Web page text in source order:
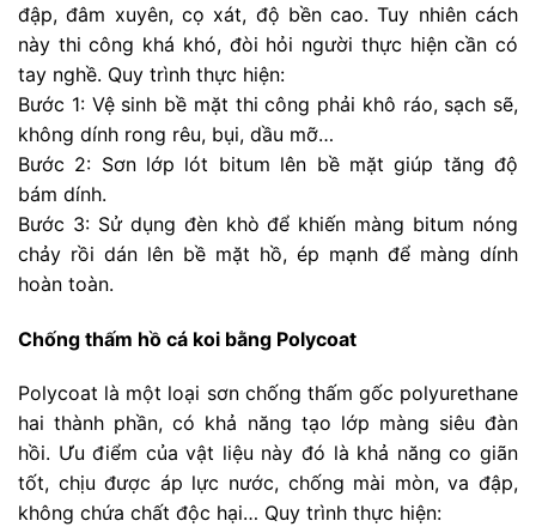
đập, đâm xuyên, cọ xát, độ bền cao. Tuy nhiên cách
này thi công khá khó, đòi hỏi người thực hiện cần có
tay nghề. Quy trình thực hiện:
Bước 1: Vệ sinh bề mặt thi công phải khô ráo, sạch sẽ,
không dính rong rêu, bụi, dầu mỡ…
Bước 2: Sơn lớp lót bitum lên bề mặt giúp tăng độ
bám dính.
Bước 3: Sử dụng đèn khò để khiến màng bitum nóng
chảy rồi dán lên bề mặt hồ, ép mạnh để màng dính
hoàn toàn.
Chống thấm hồ cá koi bằng Polycoat
Polycoat là một loại sơn chống thấm gốc polyurethane
hai thành phần, có khả năng tạo lớp màng siêu đàn
hồi. Ưu điểm của vật liệu này đó là khả năng co giãn
tốt, chịu được áp lực nước, chống mài mòn, va đập,
không chứa chất độc hại… Quy trình thực hiện: